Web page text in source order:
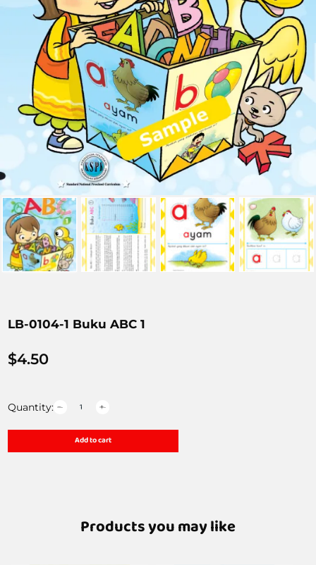
LB-0104-1 Buku ABC 1
$4.50
Quantity:
Add to cart
Products you may like